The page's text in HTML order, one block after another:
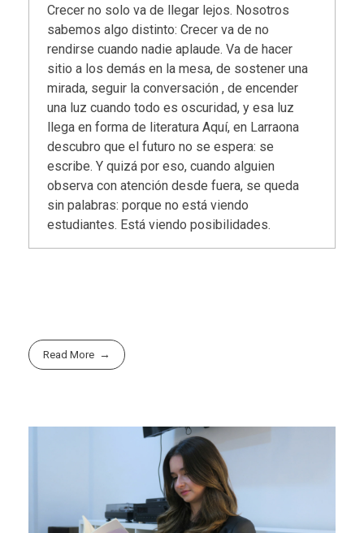
Crecer no solo va de llegar lejos. Nosotros
sabemos algo distinto: Crecer va de no
rendirse cuando nadie aplaude. Va de hacer
sitio a los demás en la mesa, de sostener una
mirada, seguir la conversación , de encender
una luz cuando todo es oscuridad, y esa luz
llega en forma de literatura Aquí, en Larraona
descubro que el futuro no se espera: se
escribe. Y quizá por eso, cuando alguien
observa con atención desde fuera, se queda
sin palabras: porque no está viendo
estudiantes. Está viendo posibilidades.
Read More